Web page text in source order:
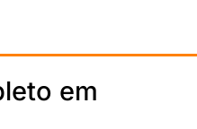
em